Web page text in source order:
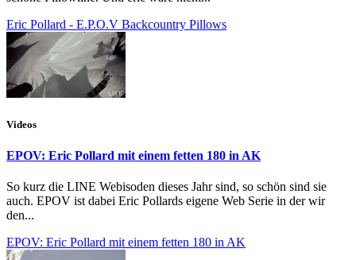
Eric Pollard - E.P.O.V Backcountry Pillows
Videos
EPOV: Eric Pollard mit einem fetten 180 in AK
So kurz die LINE Webisoden dieses Jahr sind, so schön sind sie
auch. EPOV ist dabei Eric Pollards eigene Web Serie in der wir
den...
EPOV: Eric Pollard mit einem fetten 180 in AK